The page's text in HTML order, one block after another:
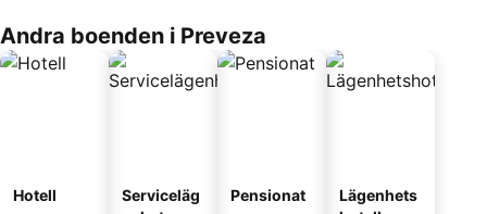
Andra boenden i Preveza
Hotell
Serviceläg
Pensionat
Lägenhets